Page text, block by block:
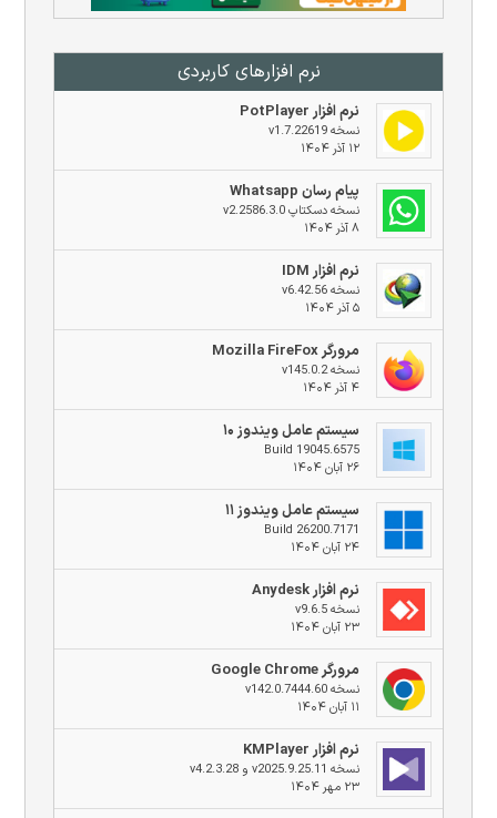
نرم افزار‌های کاربردی
نرم افزار PotPlayer
نسخه v1.7.22619
۱۲ آذر ۱۴۰۴
پیام رسان Whatsapp
نسخه دسکتاپ v2.2586.3.0
۸ آذر ۱۴۰۴
نرم افزار IDM
نسخه v6.42.56
۵ آذر ۱۴۰۴
مرورگر Mozilla FireFox
نسخه v145.0.2
۴ آذر ۱۴۰۴
سیستم عامل ویندوز ۱۰
Build 19045.6575
۲۶ آبان ۱۴۰۴
سیستم عامل ویندوز ۱۱
Build 26200.7171
۲۴ آبان ۱۴۰۴
نرم افزار Anydesk
نسخه v9.6.5
۲۳ آبان ۱۴۰۴
مرورگر Google Chrome
نسخه v142.0.7444.60
۱۱ آبان ۱۴۰۴
نرم افزار KMPlayer
نسخه v2025.9.25.11 و v4.2.3.28
۲۳ مهر ۱۴۰۴